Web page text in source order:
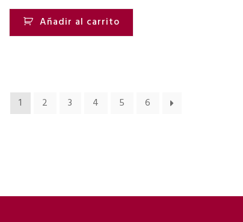
Añadir al carrito
1 2 3 4 5 6